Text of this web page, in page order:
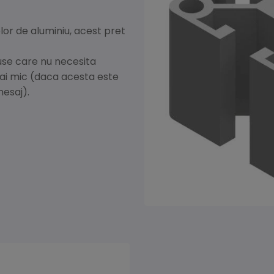
de aluminiu, acest pret
care nu necesita
mic (daca acesta este